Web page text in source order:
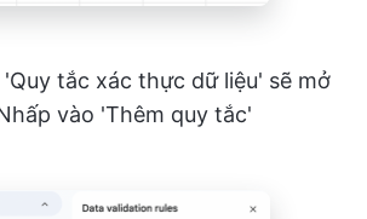
tắc xác thực dữ liệu' sẽ mở
vào 'Thêm quy tắc'